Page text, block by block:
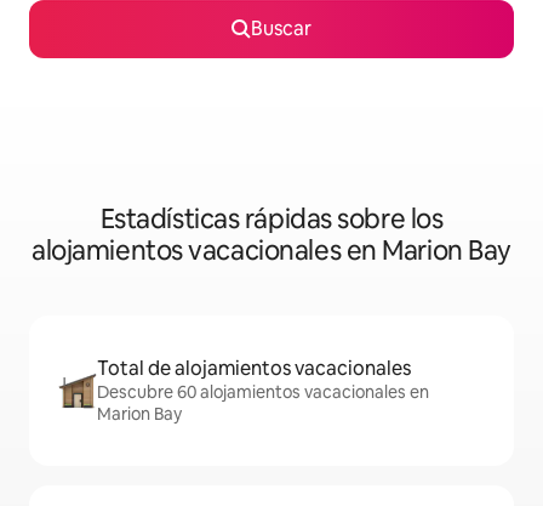
Buscar
Estadísticas rápidas sobre los
alojamientos vacacionales en Marion Bay
Total de alojamientos vacacionales
Descubre 60 alojamientos vacacionales en
Marion Bay